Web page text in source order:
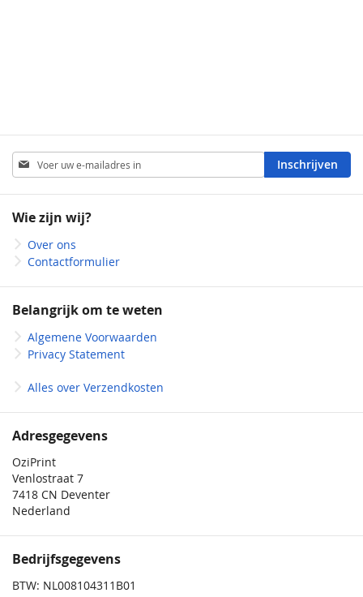
Abonneer
u
op
nieuwsbrief
Inschrijven
Wie zijn wij?
Over ons
Contactformulier
Belangrijk om te weten
Algemene Voorwaarden
Privacy Statement
Alles over Verzendkosten
Adresgegevens
OziPrint
Venlostraat 7
7418 CN Deventer
Nederland
Bedrijfsgegevens
BTW: NL008104311B01